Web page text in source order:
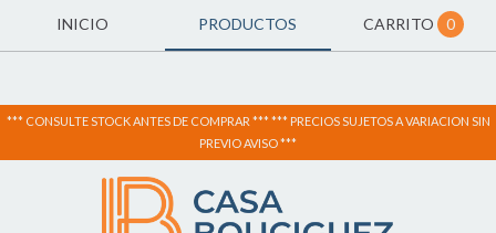
INICIO PRODUCTOS CARRITO 0
*** CONSULTE STOCK ANTES DE COMPRAR *** *** PRECIOS SUJETOS A VARIACION SIN
PREVIO AVISO ***